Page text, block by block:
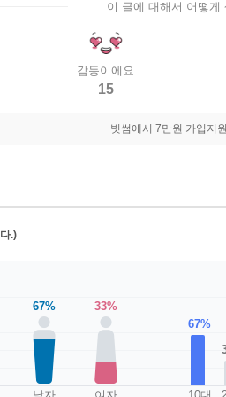
이 글에 대해서 어떻게
감동이에요
15
빗썸에서 7만원 가입지
.)
67% 33%
67%